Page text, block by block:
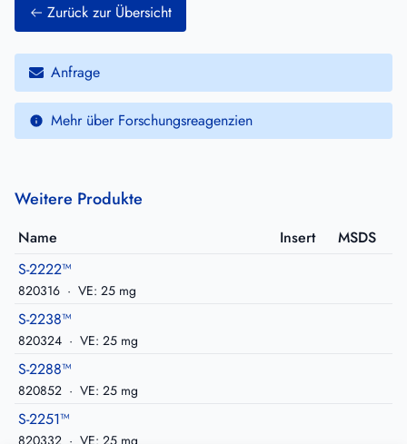
Zurück zur Übersicht
Anfrage
Mehr über Forschungsreagenzien
Weitere Produkte
Name Insert
MSDS
S-2222™
820316 · VE: 25 mg
S-2238™
820324 · VE: 25 mg
S-2288™
820852 · VE: 25 mg
S-2251™